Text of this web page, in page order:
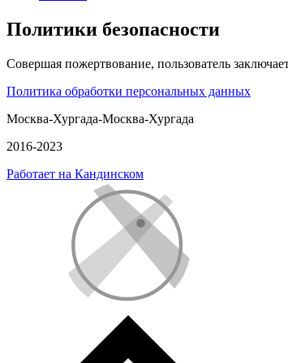
Политики безопасности
Совершая пожертвование, пользователь
Политика обработки персональных данных
Москва-Хургада-Москва-Хургада
2016-2023
Работает на Кандинском